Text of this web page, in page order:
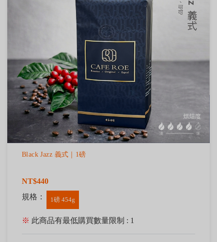
Black Jazz 義式｜1磅
NT$440
規格：
1磅 454g
※ 此商品有最低購買數量限制 : 1